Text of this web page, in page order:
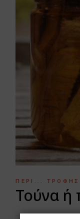
ΠΕΡΊ...
Τούνα ή